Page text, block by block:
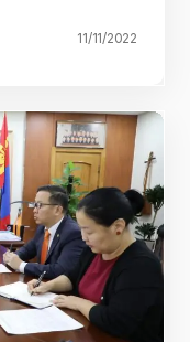
11/11/2022